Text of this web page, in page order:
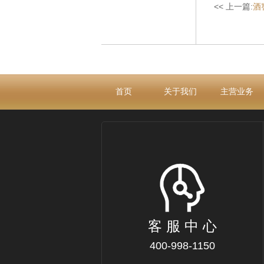
<< 上一篇:酒
首页 关于我们 主营业务
客 服 中 心
400-998-1150